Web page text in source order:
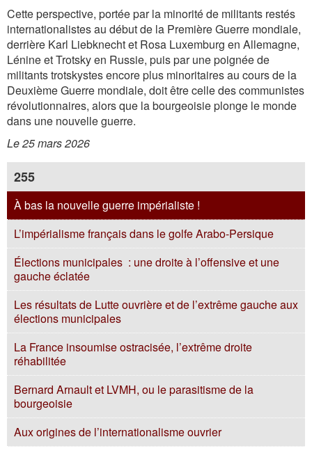
Cette perspective, portée par la minorité de militants restés
internationalistes au début de la Première Guerre mondiale,
derrière Karl Liebknecht et Rosa Luxemburg en Allemagne,
Lénine et Trotsky en Russie, puis par une poignée de
militants trotskystes encore plus minoritaires au cours de la
Deuxième Guerre mondiale, doit être celle des communistes
révolutionnaires, alors que la bourgeoisie plonge le monde
dans une nouvelle guerre.
Le 25 mars 2026
255
À bas la nouvelle guerre impérialiste !
L’impérialisme français dans le golfe Arabo-Persique
Élections municipales : une droite à l’offensive et une
gauche éclatée
Les résultats de Lutte ouvrière et de l’extrême gauche aux
élections municipales
La France insoumise ostracisée, l’extrême droite
réhabilitée
Bernard Arnault et LVMH, ou le parasitisme de la
bourgeoisie
Aux origines de l’internationalisme ouvrier